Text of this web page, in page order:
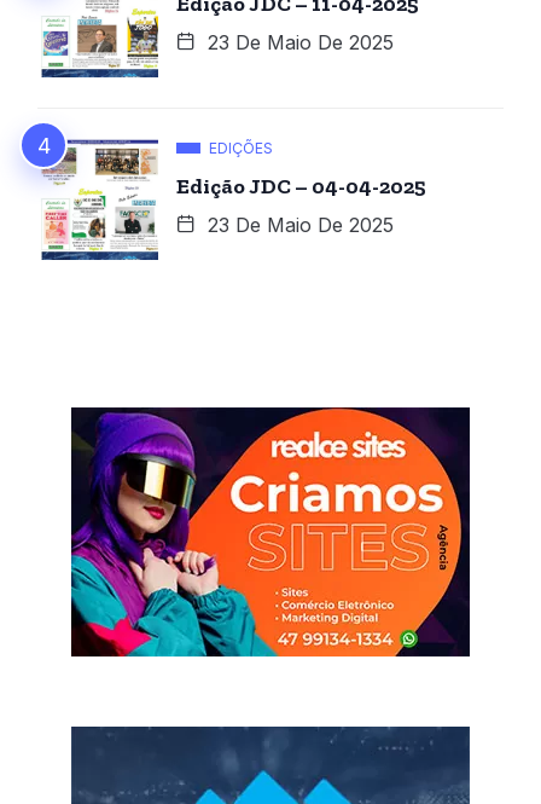
23 De Maio De 2025
EDIÇÕES
Edição JDC – 04-04-2025
23 De Maio De 2025